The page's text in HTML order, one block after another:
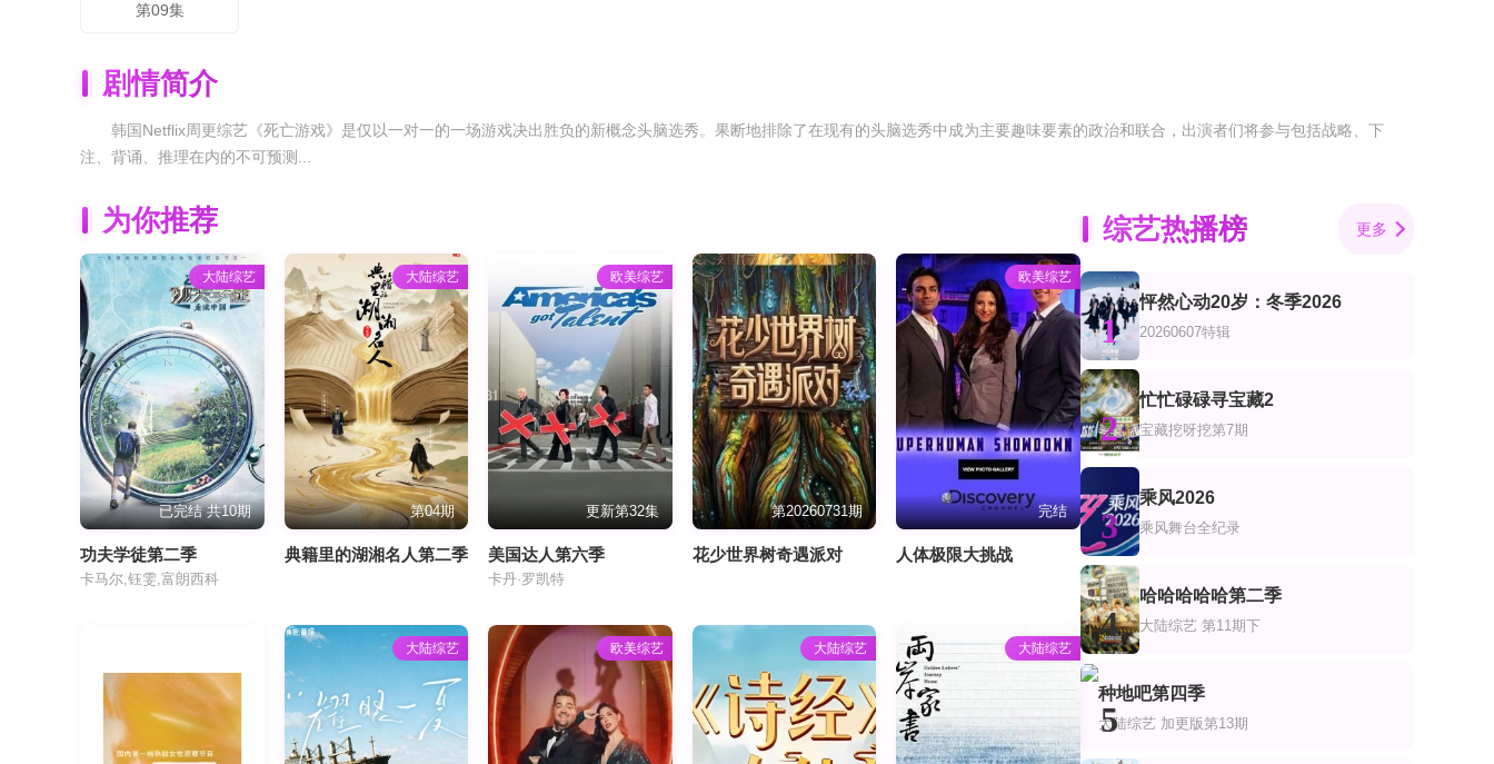
第09集
剧情简介
韩国Netflix周更综艺《死亡游戏》是仅以一对一的一场游戏决出胜负的新概念头脑选秀。果断地排除了在现有的头脑选秀中成为主要趣味要素的政治和联合，出演者们将参与包括战略、下
注、背诵、推理在内的不可预测...
为你推荐
大陆综艺
已完结 共10期
功夫学徒第二季
卡马尔,钰雯,富朗西科
大陆综艺
第04期
典籍里的湖湘名人第二季
欧美综艺
更新第32集
美国达人第六季
卡丹·罗凯特
第20260731期
花少世界树奇遇派对
欧美综艺
完结
人体极限大挑战
大陆综艺 欧美综艺 大陆综艺 大陆综艺
综艺热播榜 更多
1
怦然心动20岁：冬季2026
20260607特辑
2
忙忙碌碌寻宝藏2
宝藏挖呀挖第7期
3
乘风2026
乘风舞台全纪录
4
哈哈哈哈哈第二季
大陆综艺 第11期下
5
种地吧第四季
大陆综艺 加更版第13期